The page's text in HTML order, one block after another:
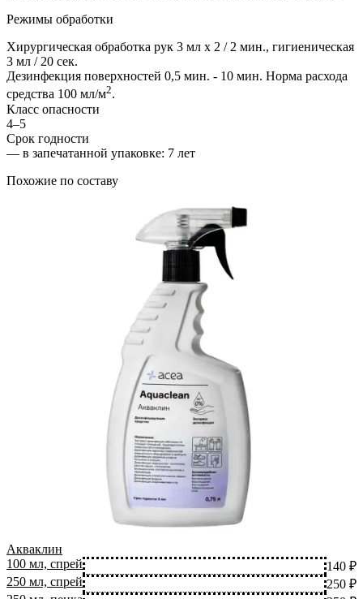
Режимы обработки
Хирургическая обработка рук 3 мл х 2 / 2 мин., гигиеническая
3 мл / 20 сек.
Дезинфекция поверхностей 0,5 мин. - 10 мин. Норма расхода
средства 100 мл/м2.
Класс опасности
4–5
Срок годности
— в запечатанной упаковке: 7 лет
Похожие по составу
Акваклин
100 мл, спрей
140 ₽
250 мл, спрей
250 ₽